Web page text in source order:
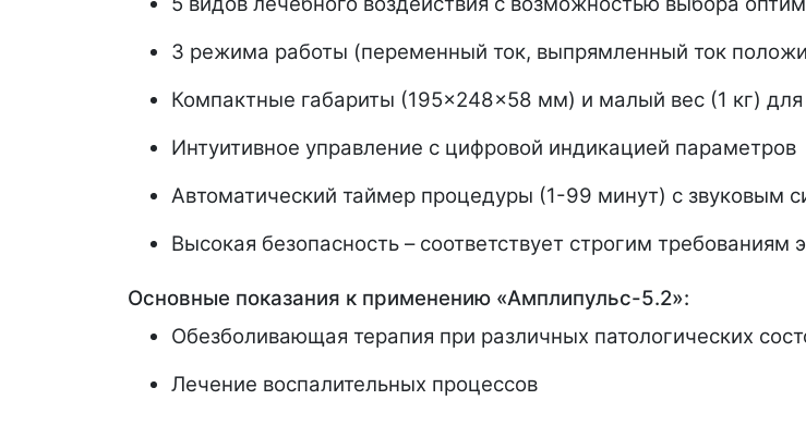
3 режима работы (переменный ток, выпрямленный ток
Компактные габариты (195×248×58 мм) и малый вес (1 кг) для
Интуитивное управление с цифровой индикацией параметров
Автоматический таймер процедуры (1-99 минут) с звуковым
Высокая безопасность – соответствует строгим требованиям
Основные показания к применению «Амплипульс-5.2»:
Обезболивающая терапия при различных патологических
Лечение воспалительных процессов